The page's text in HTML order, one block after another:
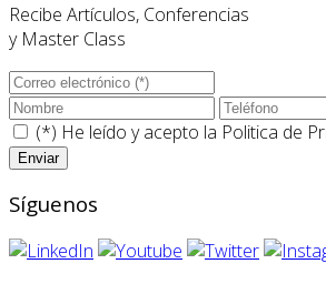
Recibe Artículos, Conferencias
y Master Class
(*) He leído y acepto la Politica de
Síguenos